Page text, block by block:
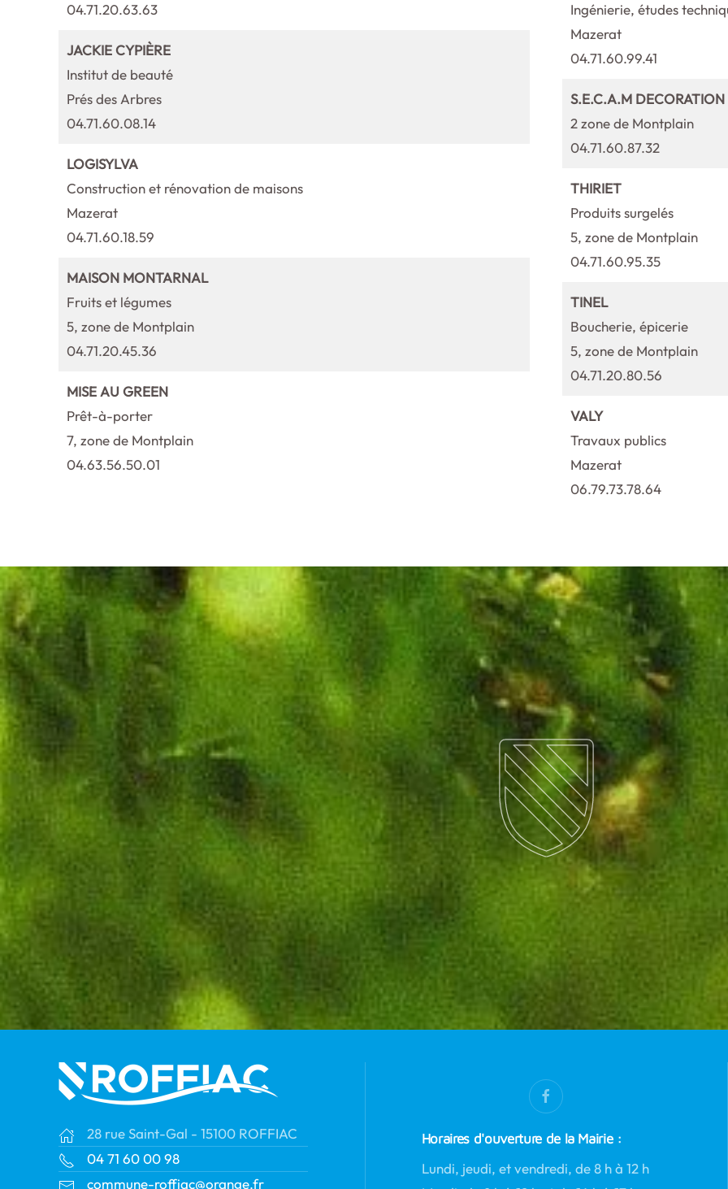
04.71.20.63.63
JACKIE CYPIÈRE
Institut de beauté
Prés des Arbres
04.71.60.08.14
LOGISYLVA
Construction et rénovation de maisons
Mazerat
04.71.60.18.59
MAISON MONTARNAL
Fruits et légumes
5, zone de Montplain
04.71.20.45.36
MISE AU GREEN
Prêt-à-porter
7, zone de Montplain
04.63.56.50.01
Ingénierie, études
Mazerat
04.71.60.99.41
S.E.C.A.M DECORATION
2 zone de Montplain
04.71.60.87.32
THIRIET
Produits surgelés
5, zone de Montplain
04.71.60.95.35
TINEL
Boucherie, épicerie
5, zone de Montplain
04.71.20.80.56
VALY
Travaux publics
Mazerat
06.79.73.78.64
28 rue Saint-Gal - 15100 ROFFIAC
04 71 60 00 98
commune-roffiac@orange.fr
Horaires d'ouverture de la Mairie :
Lundi, jeudi, et vendredi, de 8 h à 12 h